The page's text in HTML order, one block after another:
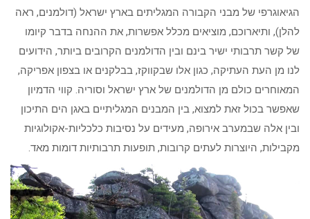
הגיאוגרפי של מבני הקבורה המגליתים בארץ ישראל (דולמנים, ראה
להלן), ותיארוכם, מוציאים מכלל אפשרות, את ההנחה בדבר קיומו
של קשר תרבותי ישיר בינם ובין הדולמנים הקרובים ביותר, הידועים
לנו מן העת העתיקה, כגון אלו שבקווקז, בבלקנים או בצפון אפריקה,
המאוחרים כולם מן הדולמנים של ארץ ישראל וסוריה. קווי הדמיון
שאפשר בכול זאת למצוא, בין המבנים המגליתיים באגן הים התיכון
ובין אלה שבמערב אירופה, מעידים על נסיבות כלכליות-אקולוגיות
מקבילות, היוצרות לעתים קרובות, תופעות תרבותיות דומות מאד.